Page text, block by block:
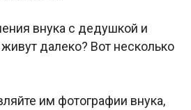
внука с дедушкой и
далеко? Вот несколько
им фотографии внука,